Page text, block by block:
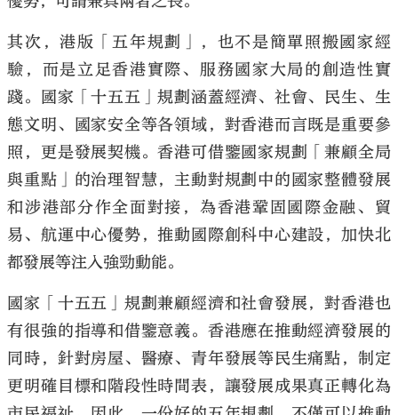
其次，港版「五年規劃」，也不是簡單照搬國家經
驗，而是立足香港實際、服務國家大局的創造性實
踐。國家「十五五」規劃涵蓋經濟、社會、民生、生
態文明、國家安全等各領域，對香港而言既是重要參
照，更是發展契機。香港可借鑒國家規劃「兼顧全局
與重點」的治理智慧，主動對規劃中的國家整體發展
和涉港部分作全面對接，為香港鞏固國際金融、貿
易、航運中心優勢，推動國際創科中心建設，加快北
都發展等注入強勁動能。
國家「十五五」規劃兼顧經濟和社會發展，對香港也
有很強的指導和借鑒意義。香港應在推動經濟發展的
同時，針對房屋、醫療、青年發展等民生痛點，制定
更明確目標和階段性時間表，讓發展成果真正轉化為